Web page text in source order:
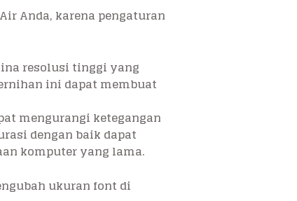
Anda, karena pengaturan
resolusi tinggi yang
ini dapat membuat
mengurangi ketegangan
dengan baik dapat
komputer yang lama.
ukuran font di